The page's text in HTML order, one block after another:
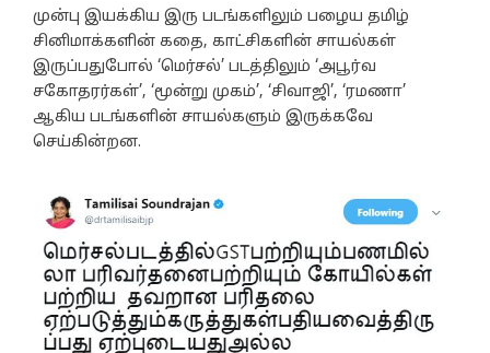
முன்பு இயக்கிய இரு படங்களிலும் பழைய தமிழ்
சினிமாக்களின் கதை, காட்சிகளின் சாயல்கள்
இருப்பதுபோல் ‘மெர்சல்’ படத்திலும் ‘அபூர்வ
சகோதரர்கள்’, ‘மூன்று முகம்’, ‘சிவாஜி’, ‘ரமணா’
ஆகிய படங்களின் சாயல்களும் இருக்கவே
செய்கின்றன.